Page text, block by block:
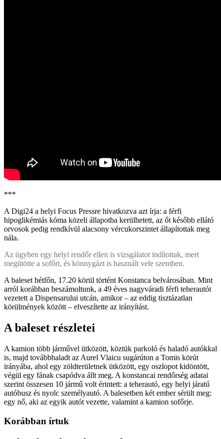
***
A Digi24 a helyi Focus Pressre hivatkozva azt írja: a férfi
hipoglikémiás kóma közeli állapotba kerülhetett, az őt később ellátó
orvosok pedig rendkívül alacsony vércukorszintet állapítottak meg
nála.
Az ügyben egy helyi rendőr ellen is vizsgálatot indítottak, mert
megütötte a sofőrt, és könnygázt is használt vele szemben.
A baleset hétfőn, 17.20 körül történt Konstanca belvárosában. Mint
arról korábban beszámoltunk, a 49 éves nagyváradi férfi teherautót
vezetett a Dispensarului utcán, amikor – az eddig tisztázatlan
körülmények között – elveszítette az irányítást.
A baleset részletei
A kamion több járművel ütközött, köztük parkoló és haladó autókkal
is, majd továbbhaladt az Aurel Vlaicu sugárúton a Tomis körút
irányába, ahol egy zöldterületnek ütközött, egy oszlopot kidöntött,
végül egy fának csapódva állt meg. A konstancai rendőrség adatai
szerint összesen 10 jármű volt érintett: a teherautó, egy helyi járatú
autóbusz és nyolc személyautó. A balesetben két ember sérült meg:
egy nő, aki az egyik autót vezette, valamint a kamion sofőrje.
Korábban írtuk